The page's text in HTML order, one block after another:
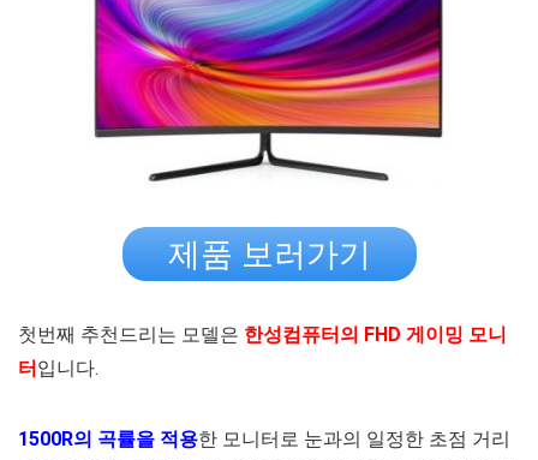
제품 보러가기
첫번째 추천드리는 모델은 한성컴퓨터의 FHD 게이밍 모니
터 입니다.
1500R의 곡률을 적용한 모니터로 눈과의 일정한 초점 거리